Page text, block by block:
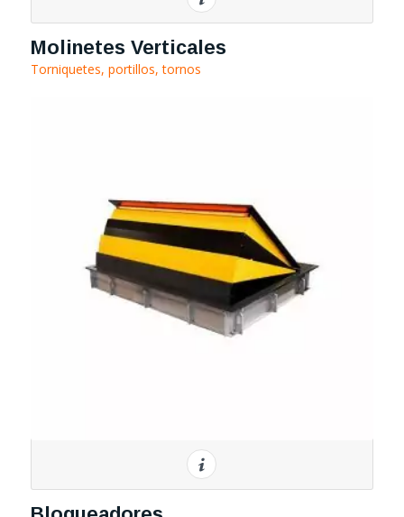
Molinetes Verticales
Torniquetes, portillos, tornos